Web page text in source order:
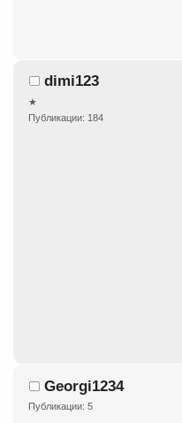
dimi123
★
Публикации: 184
Georgi1234
Публикации: 5